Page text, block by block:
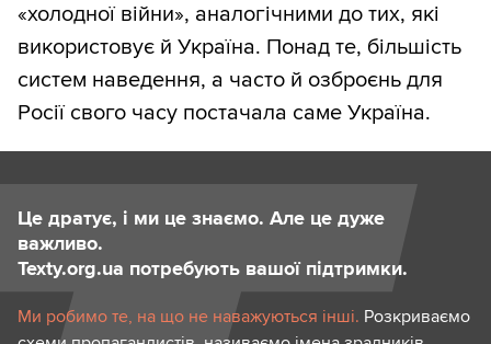
«холодної війни», аналогічними до тих, які
використовує й Україна. Понад те, більшість
систем наведення, а часто й озброєнь для
Росії свого часу постачала саме Україна.
Це дратує, і ми це знаємо. Але це дуже
важливо.
Texty.org.ua потребують вашої підтримки.
Ми робимо те, на що не наважуються інші. Розкриваємо